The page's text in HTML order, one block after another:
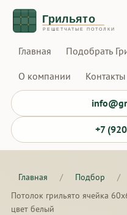
Главная Подобрать
О компании Контакты
+7
Главная / Подбор
/
Потолок грильято ячейка
цвет белый